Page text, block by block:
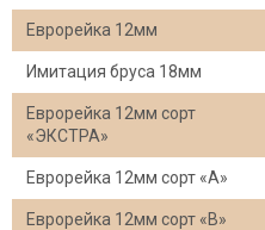
Еврорейка 12мм
Имитация бруса 18мм
Еврорейка 12мм сорт
«ЭКСТРА»
Еврорейка 12мм сорт «А»
Еврорейка 12мм сорт «В»